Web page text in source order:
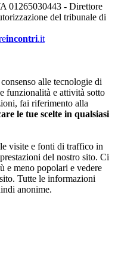
01265030443 - Direttore
del tribunale di
incontri.it
alle tecnologie di
funzionalità e attività sotto
fai riferimento alla
le tue scelte in qualsiasi
visite e fonti di traffico in
del nostro sito. Ci
e meno popolari e vedere
Tutte le informazioni
anonime.